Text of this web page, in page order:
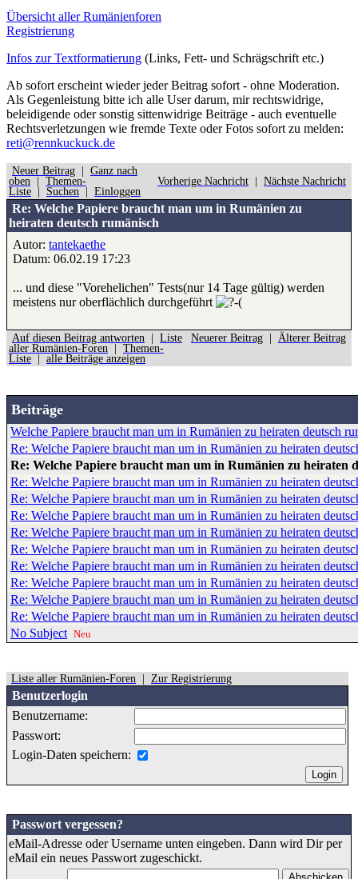
Übersicht aller Rumänienforen
Registrierung
Infos zur Textformatierung (Links, Fett- und Schrägschrift etc.)
Ab sofort erscheint wieder jeder Beitrag sofort - ohne Moderation.
Als Gegenleistung bitte ich alle User darum, mir rechtswidrige,
beleidigende oder sonstig sittenwidrige Beiträge - auch eventuelle
Rechtsverletzungen wie fremde Texte oder Fotos sofort zu melden:
reti@rennkuckuck.de
Neuer Beitrag
Ganz nach
oben
Themen-
Liste
Suchen Einloggen
Vorherige Nachricht Nächste Nachricht
Re: Welche Papiere braucht man um in Rumänien zu
heiraten deutsch rumänisch
Autor: tantekaethe
Datum: 06.02.19 17:23
... und diese "Vorehelichen" Tests(nur 14 Tage gültig) werden
meistens nur oberflächlich durchgeführt
Auf diesen Beitrag antworten
Liste
aller Rumänien-Foren
Themen-
Liste
alle Beiträge anzeigen
Neuerer Beitrag Älterer Beitrag
Beiträge
Welche Papiere braucht man um in Rumänien zu heiraten deutsch
Re: Welche Papiere braucht man um in Rumänien zu heiraten
Re: Welche Papiere braucht man um in Rumänien zu heiraten
Re: Welche Papiere braucht man um in Rumänien zu heiraten
Re: Welche Papiere braucht man um in Rumänien zu heiraten
Re: Welche Papiere braucht man um in Rumänien zu heiraten
Re: Welche Papiere braucht man um in Rumänien zu heiraten
Re: Welche Papiere braucht man um in Rumänien zu heiraten
Re: Welche Papiere braucht man um in Rumänien zu heiraten
Re: Welche Papiere braucht man um in Rumänien zu heiraten
Re: Welche Papiere braucht man um in Rumänien zu heiraten
Re: Welche Papiere braucht man um in Rumänien zu heiraten
No Subject Neu
Liste aller Rumänien-Foren Zur Registrierung
Benutzerlogin
Benutzername:
Passwort:
Login-Daten speichern:
Passwort vergessen?
eMail-Adresse oder Username unten eingeben. Dann wird Dir per
eMail ein neues Passwort zugeschickt.